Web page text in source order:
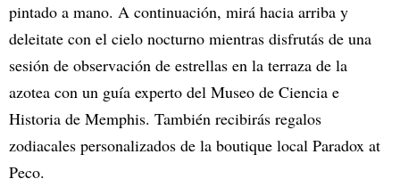
pintado a mano. A continuación, mirá hacia arriba y
deleitate con el cielo nocturno mientras disfrutás de una
sesión de observación de estrellas en la terraza de la
azotea con un guía experto del Museo de Ciencia e
Historia de Memphis. También recibirás regalos
zodiacales personalizados de la boutique local Paradox at
Peco.